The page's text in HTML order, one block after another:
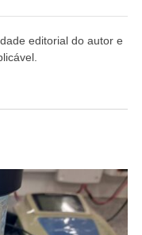
editorial do autor e